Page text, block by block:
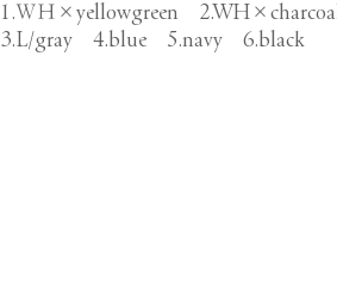
1.ＷＨ×yellowgreen
3.L/gray 4.blue 5.navy 6.black